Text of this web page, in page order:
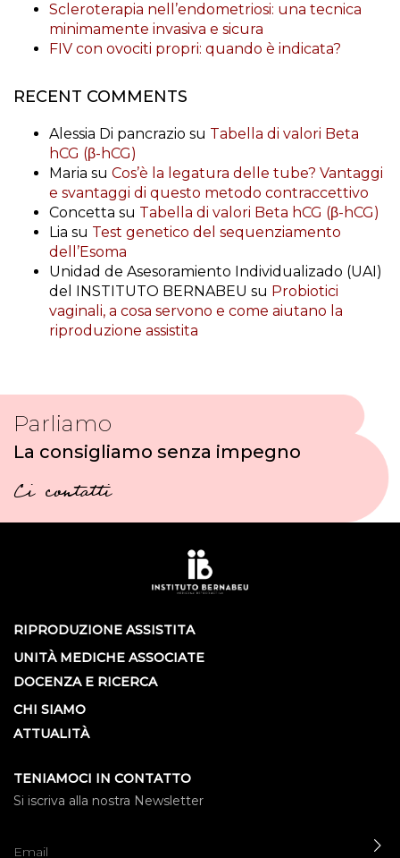
Scleroterapia nell’endometriosi: una tecnica
minimamente invasiva e sicura
FIV con ovociti propri: quando è indicata?
RECENT COMMENTS
Alessia Di pancrazio su Tabella di valori Beta
hCG (β-hCG)
Maria su Cos’è la legatura delle tube? Vantaggi
e svantaggi di questo metodo contraccettivo
Concetta su Tabella di valori Beta hCG (β-hCG)
Lia su Test genetico del sequenziamento
dell’Esoma
Unidad de Asesoramiento Individualizado (UAI)
del INSTITUTO BERNABEU su Probiotici
vaginali, a cosa servono e come aiutano la
riproduzione assistita
Parliamo
La consigliamo senza impegno
Ci contatti
RIPRODUZIONE ASSISTITA
UNITÀ MEDICHE ASSOCIATE
DOCENZA E RICERCA
CHI SIAMO
ATTUALITÀ
TENIAMOCI IN CONTATTO
Si iscriva alla nostra Newsletter